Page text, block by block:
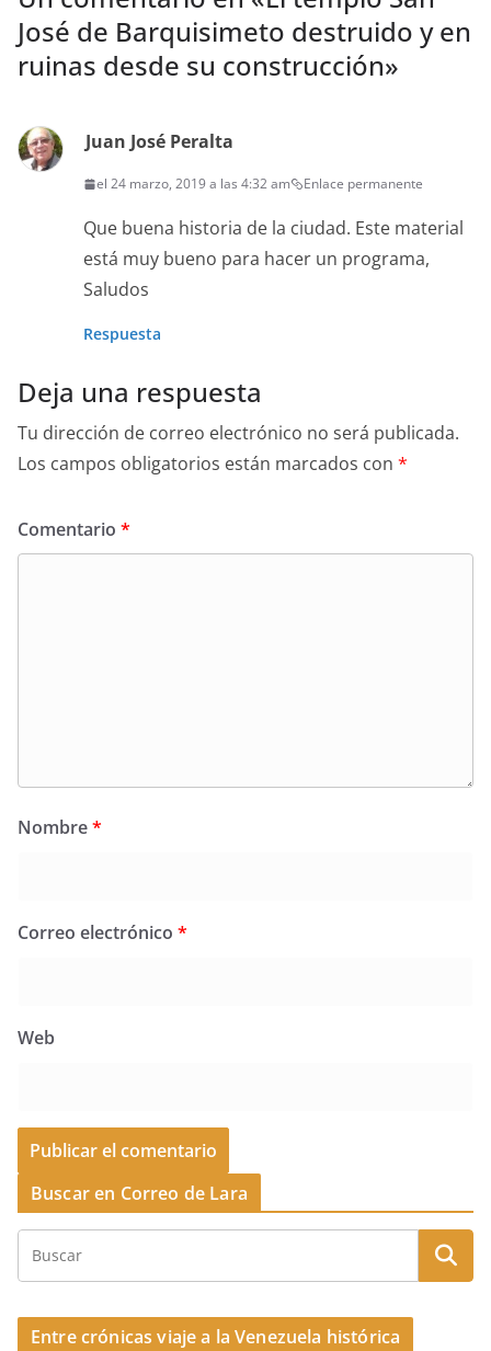
José de Barquisimeto destruido y en
ruinas desde su construcción»
Juan José Peralta
el 24 marzo, 2019 a las 4:32 am Enlace permanente
Que bue­na his­to­ria de la ciu­dad. Este mate­r­i­al
está muy bueno para hac­er un pro­gra­ma,
Saludos
Respuesta
Deja una respuesta
Tu dirección de correo electrónico no será publicada.
Los campos obligatorios están marcados con *
Comentario *
Nombre*
Correo electrónico *
Web
Buscar en Correo de Lara
Entre crónicas viaje a la Venezuela histórica